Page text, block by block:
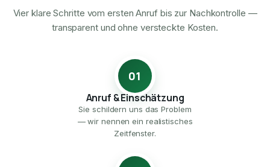
Vier klare Schritte vom ersten Anruf bis zur Nachkontrolle —
transparent und ohne versteckte Kosten.
01
Anruf & Einschätzung
Sie schildern uns das Problem
— wir nennen ein realistisches
Zeitfenster.